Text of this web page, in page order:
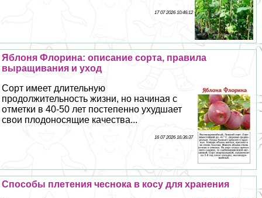
17 07 2026 10:46:12
Яблоня Флорина: описание сорта, правила
выращивания и уход
Сорт имеет длительную
продолжительность жизни, но начиная с
отметки в 40-50 лет постепенно ухудшает
свои плодоносящие качества...
16 07 2026 16:36:37
Способы плетения чеснока в косу для хранения